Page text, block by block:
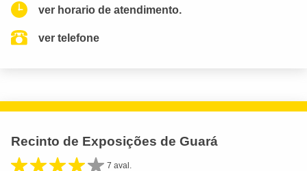
ver horario de atendimento.
ver telefone
Recinto de Exposições de Guará
7 aval.